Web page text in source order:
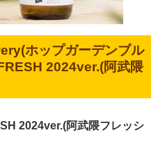
ホップガーデンブル
2024ver.(阿武隈
2024ver.(阿武隈フレッシ